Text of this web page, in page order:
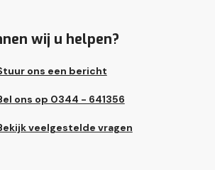
wij u helpen?
ons een bericht
ons op 0344 - 641356
veelgestelde vragen